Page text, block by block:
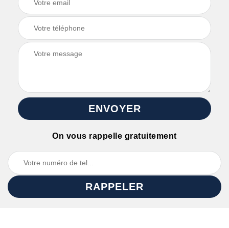
On vous rappelle gratuitement